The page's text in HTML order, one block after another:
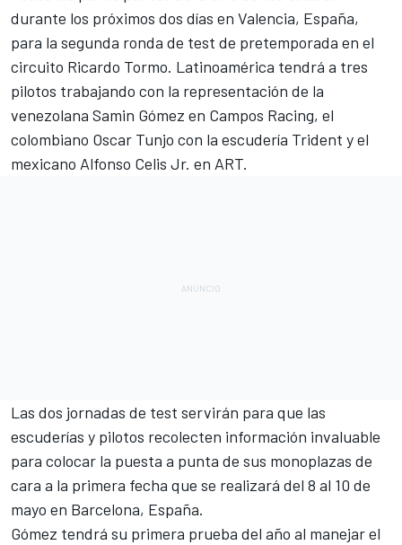
durante los próximos dos días en Valencia, España,
para la segunda ronda de test de pretemporada en el
circuito Ricardo Tormo. Latinoamérica tendrá a tres
pilotos trabajando con la representación de la
venezolana Samin Gómez en Campos Racing, el
colombiano Oscar Tunjo con la escudería Trident y el
mexicano Alfonso Celis Jr. en ART.
Las dos jornadas de test servirán para que las
escuderías y pilotos recolecten información invaluable
para colocar la puesta a punta de sus monoplazas de
cara a la primera fecha que se realizará del 8 al 10 de
mayo en Barcelona, España.
Gómez tendrá su primera prueba del año al manejar el